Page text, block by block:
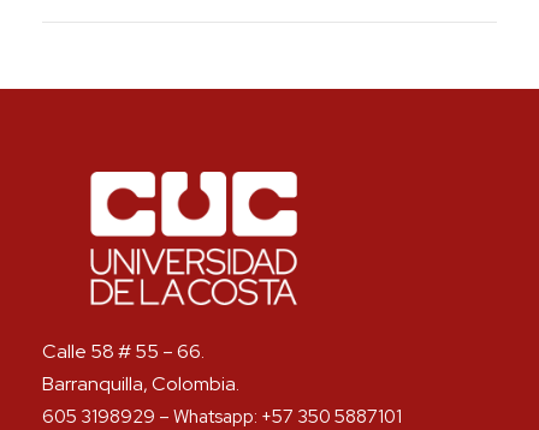
Calle 58 # 55 – 66.
Barranquilla, Colombia.
605 3198929 – Whatsapp: +57 350 5887101